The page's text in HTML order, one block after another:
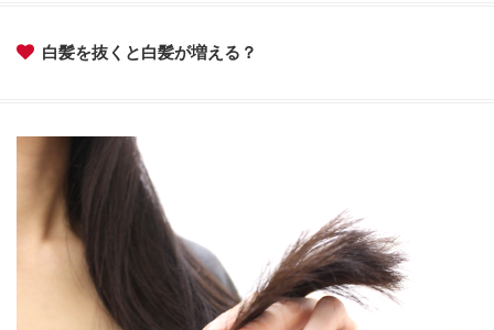
白髪を抜くと白髪が増える？